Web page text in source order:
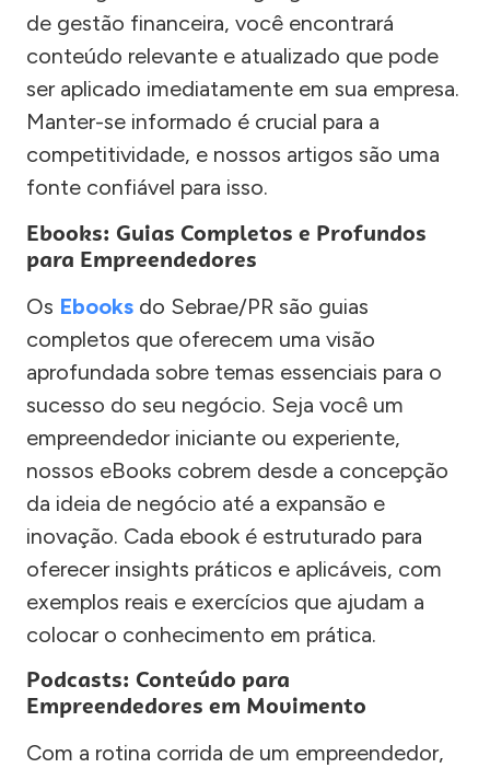
de gestão financeira, você encontrará
conteúdo relevante e atualizado que pode
ser aplicado imediatamente em sua empresa.
Manter-se informado é crucial para a
competitividade, e nossos artigos são uma
fonte confiável para isso.
Ebooks: Guias Completos e Profundos
para Empreendedores
Os Ebooks do Sebrae/PR são guias
completos que oferecem uma visão
aprofundada sobre temas essenciais para o
sucesso do seu negócio. Seja você um
empreendedor iniciante ou experiente,
nossos eBooks cobrem desde a concepção
da ideia de negócio até a expansão e
inovação. Cada ebook é estruturado para
oferecer insights práticos e aplicáveis, com
exemplos reais e exercícios que ajudam a
colocar o conhecimento em prática.
Podcasts: Conteúdo para
Empreendedores em Movimento
Com a rotina corrida de um empreendedor,